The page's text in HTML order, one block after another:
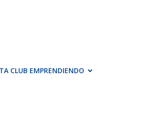
CLUB EMPRENDIENDO